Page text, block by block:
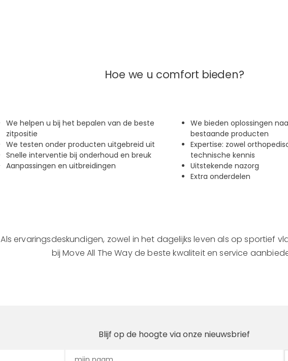
Hoe we u comfort bieden?
We helpen u bij het bepalen van de beste
zitpositie
We testen onder producten uitgebreid uit
Snelle interventie bij onderhoud en breuk
Aanpassingen en uitbreidingen
We bieden oplossingen
bestaande producten
Expertise: zowel
technische kennis
Uitstekende nazorg
Extra onderdelen
Als ervaringsdeskundigen, zowel in het dagelijks leven als op sportief
bij Move All The Way de beste kwaliteit en service
Blijf op de hoogte via onze nieuwsbrief